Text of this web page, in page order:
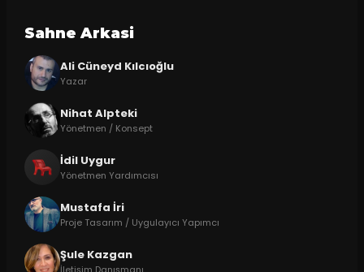
Sahne Arkasi
Ali Cüneyd Kılcıoğlu
Yazar
Nihat Alpteki
Yönetmen / Konsept
İdil Uygur
Yönetmen Yardımcısı
Mustafa İri
Proje Tasarım / Uygulayıcı Yapımcı
Şule Kazgan